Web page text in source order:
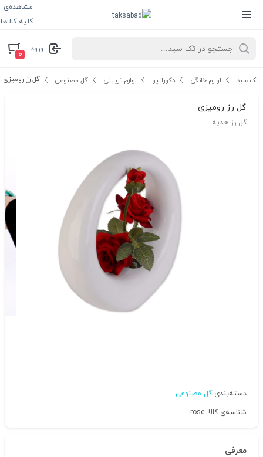
مشاهده‌ی
کلیه کالاها
ورود
۰
تک سبد لوازم خانگی دکوراتیو لوازم تزیینی گل مصنوعی گل رز رومیزی
گل رز رومیزی
گل رز هدیه
دسته‌بندی گل مصنوعی
شناسه‌ی کالا: rose
معرفی